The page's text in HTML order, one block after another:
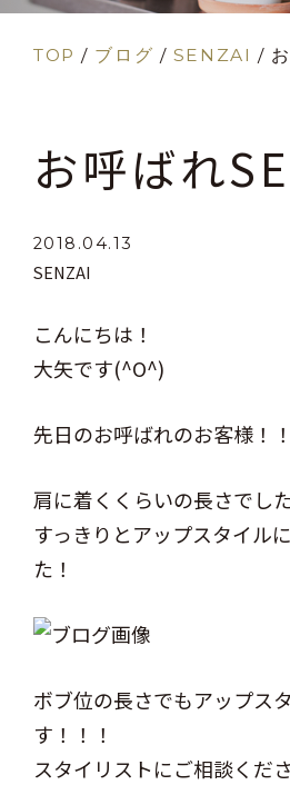
TOP / ブログ / SENZAI /
お呼ばれ
2018.04.13
SENZAI
こんにちは！
大矢です(^O^)
先日のお呼ばれのお客様！！
肩に着くくらいの長さでした
すっきりとアップスタイル
た！
ボブ位の長さでもアップス
す！！！
スタイリストにご相談くだ